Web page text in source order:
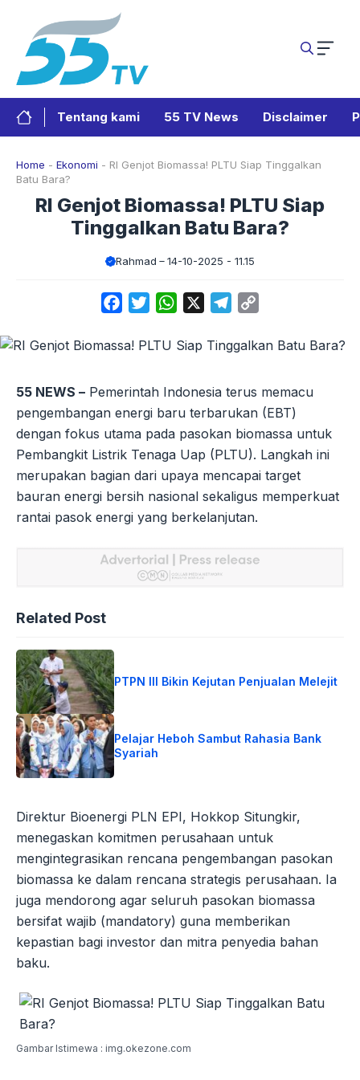
Tentang kami 55 TV News Disclaimer
Home - Ekonomi - RI Genjot Biomassa! PLTU Siap Tinggalkan
Batu Bara?
RI Genjot Biomassa! PLTU Siap
Tinggalkan Batu Bara?
Rahmad 14-10-2025 - 11.15
FacebookTwitterWhatsApp Telegram
55 NEWS – Pemerintah Indonesia terus memacu
pengembangan energi baru terbarukan (EBT)
dengan fokus utama pada pasokan biomassa untuk
Pembangkit Listrik Tenaga Uap (PLTU). Langkah ini
merupakan bagian dari upaya mencapai target
bauran energi bersih nasional sekaligus memperkuat
rantai pasok energi yang berkelanjutan.
Related Post
PTPN III Bikin Kejutan Penjualan Melejit
Pelajar Heboh Sambut Rahasia Bank
Syariah
Direktur Bioenergi PLN EPI, Hokkop Situngkir,
menegaskan komitmen perusahaan untuk
mengintegrasikan rencana pengembangan pasokan
biomassa ke dalam rencana strategis perusahaan. Ia
juga mendorong agar seluruh pasokan biomassa
bersifat wajib (mandatory) guna memberikan
kepastian bagi investor dan mitra penyedia bahan
baku.
Gambar Istimewa : img.okezone.com